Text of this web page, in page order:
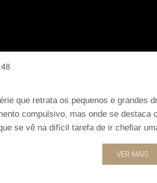
que retrata os pequenos e grandes
compulsivo, mas onde se destaca
se vê na difícil tarefa de ir chefiar
VER MAIS